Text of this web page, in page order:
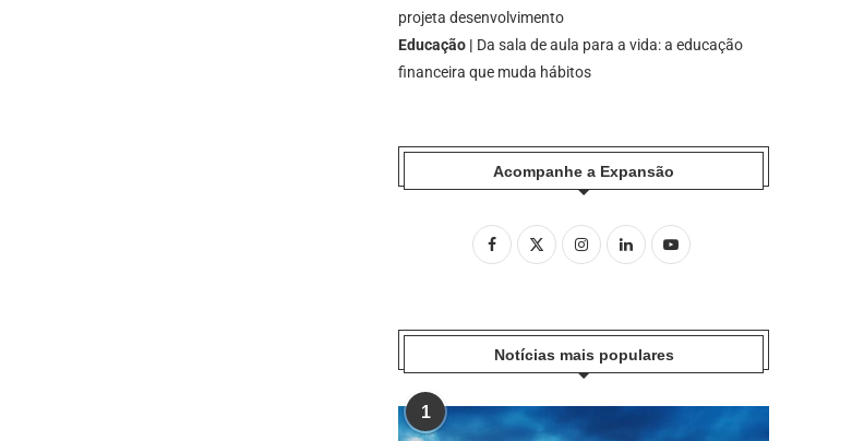
projeta desenvolvimento
Educação | Da sala de aula para a vida: a educação
financeira que muda hábitos
Acompanhe a Expansão
Notícias mais populares
1